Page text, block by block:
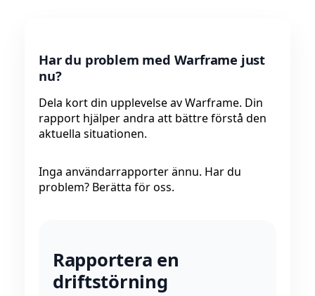
Har du problem med Warframe just
nu?
Dela kort din upplevelse av Warframe. Din
rapport hjälper andra att bättre förstå den
aktuella situationen.
Inga användarrapporter ännu. Har du
problem? Berätta för oss.
Rapportera en
driftstörning